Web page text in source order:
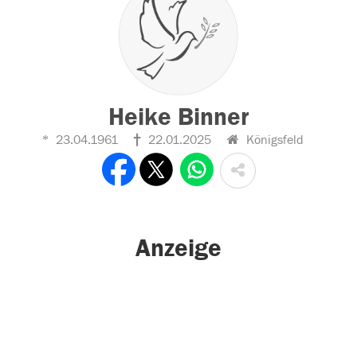
Heike Binner
23.04.1961 22.01.2025 Königsfeld
Anzeige